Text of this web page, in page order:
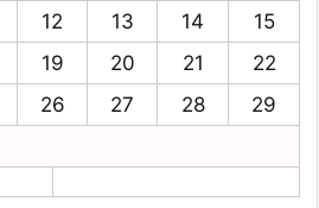
12 13 14
15
19 20 21
22
26 27 28
29